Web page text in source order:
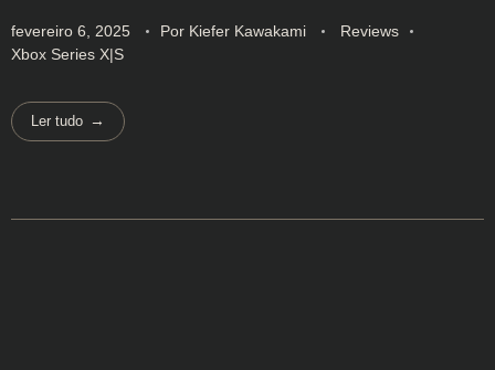
fevereiro 6, 2025 Por Kiefer Kawakami
Reviews
Xbox Series X|S
Ler tudo